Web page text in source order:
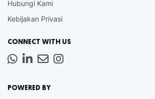
Hubungi Kami
Kebijakan Privasi
CONNECT WITH US
Whatsapp
LinkedIn
NewsInstagram
POWERED BY